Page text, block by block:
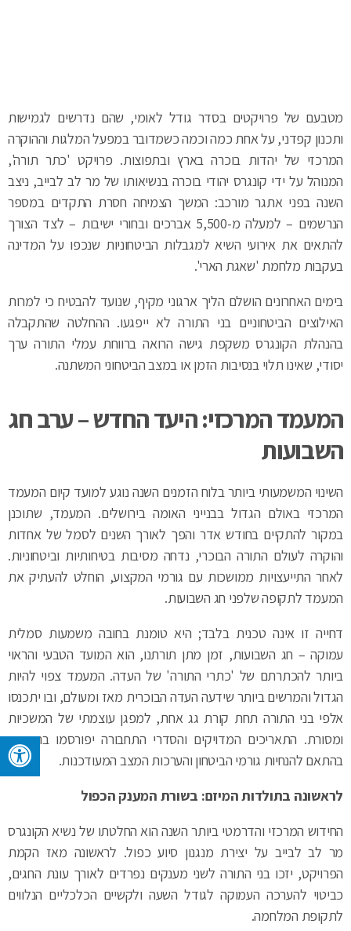
מטבעם של פרויקטים בסדר גודל לאומי, שהם נדרשים לגמישות
ותכנון קפדני, על אחת כמה וכמה כשמדובר במפעל המלגות וההוקרה
המרכזי של יהדות בוכרה בארץ ובתפוצות. פרויקט 'כתר תורה',
המנוהל על ידי קונגרס יהודי בוכרה בנשיאותו של מר לב לבייב, ניצב
השנה בפני אתגר מורכב: המשך הצמיחה חסרת התקדים במספר
הנרשמים – למעלה מ-5,500 אברכים ובחורי ישיבות – לצד הצורך
להתאים את אירועי השיא למגבלות הביטחוניות שנכפו על המדינה
בעקבות מלחמת 'שאגת הארי'.
בימים האחרונים הושלם הליך ארגוני מקיף, שנועד להבטיח כי למרות
האילוצים הביטחוניים בני התורה לא ייפגעו. ההחלטה שהתקבלה
בהנהלת הקונגרס משקפת גישה הרואה ברווחת עמלי התורה ערך
יסודי, שאינו תלוי בנסיבות הזמן או במצב הביטחוני המשתנה.
המעמד המרכזי: היעד החדש – ערב חג
השבועות
השינוי המשמעותי ביותר בלוח הזמנים השנה נוגע למועד קיום המעמד
המרכזי באולם הגדול בבנייני האומה בירושלים. המעמד, שתוכנן
במקור להתקיים בחודש אדר והפך לאורך השנים לסמל של אחדות
והוקרה לעולם התורה הבוכרי, נדחה מסיבות בטיחותיות וביטחוניות.
לאחר התייעצויות ממושכות עם גורמי המקצוע, הוחלט להעתיק את
המעמד לתקופה שלפני חג השבועות.
דחייה זו אינה טכנית בלבד; היא טומנת בחובה משמעות סמלית
עמוקה – חג השבועות, זמן מתן תורתנו, הוא המועד הטבעי והראוי
ביותר להכתרתם של 'כתרי התורה' של העדה. המעמד צפוי להיות
הגדול והמרשים ביותר שידעה העדה הבוכרית מאז ומעולם, ובו יתכנסו
אלפי בני התורה תחת קורת גג אחת, למפגן עוצמתי של המשכיות
ומסורת. התאריכים המדויקים והסדרי התחבורה יפורסמו בהמשך,
בהתאם להנחיות גורמי הביטחון והערכות המצב המעודכנות.
לראשונה בתולדות המיזם: בשורת המענק הכפול
החידוש המרכזי והדרמטי ביותר השנה הוא החלטתו של נשיא הקונגרס
מר לב לבייב על יצירת מנגנון סיוע כפול. לראשונה מאז הקמת
הפרויקט, יזכו בני התורה לשני מענקים נפרדים לאורך עונת החגים,
כביטוי להערכה העמוקה לגודל השעה ולקשיים הכלכליים הנלווים
לתקופת המלחמה.